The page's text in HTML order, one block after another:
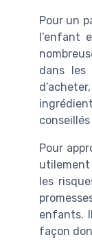
Pour un
l’enfant
dans les
conseillés
Pour
utilement
les
enfants.
façon